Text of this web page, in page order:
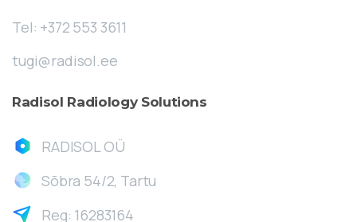
Tel: +372 553 3611
tugi@radisol.ee
Radisol Radiology Solutions
RADISOL OÜ
Sõbra 54/2, Tartu
Reg: 16283164